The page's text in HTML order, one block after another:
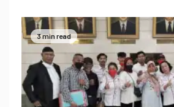
3 min read